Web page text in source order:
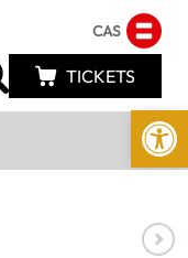
Abrir
CAS
TICKETS